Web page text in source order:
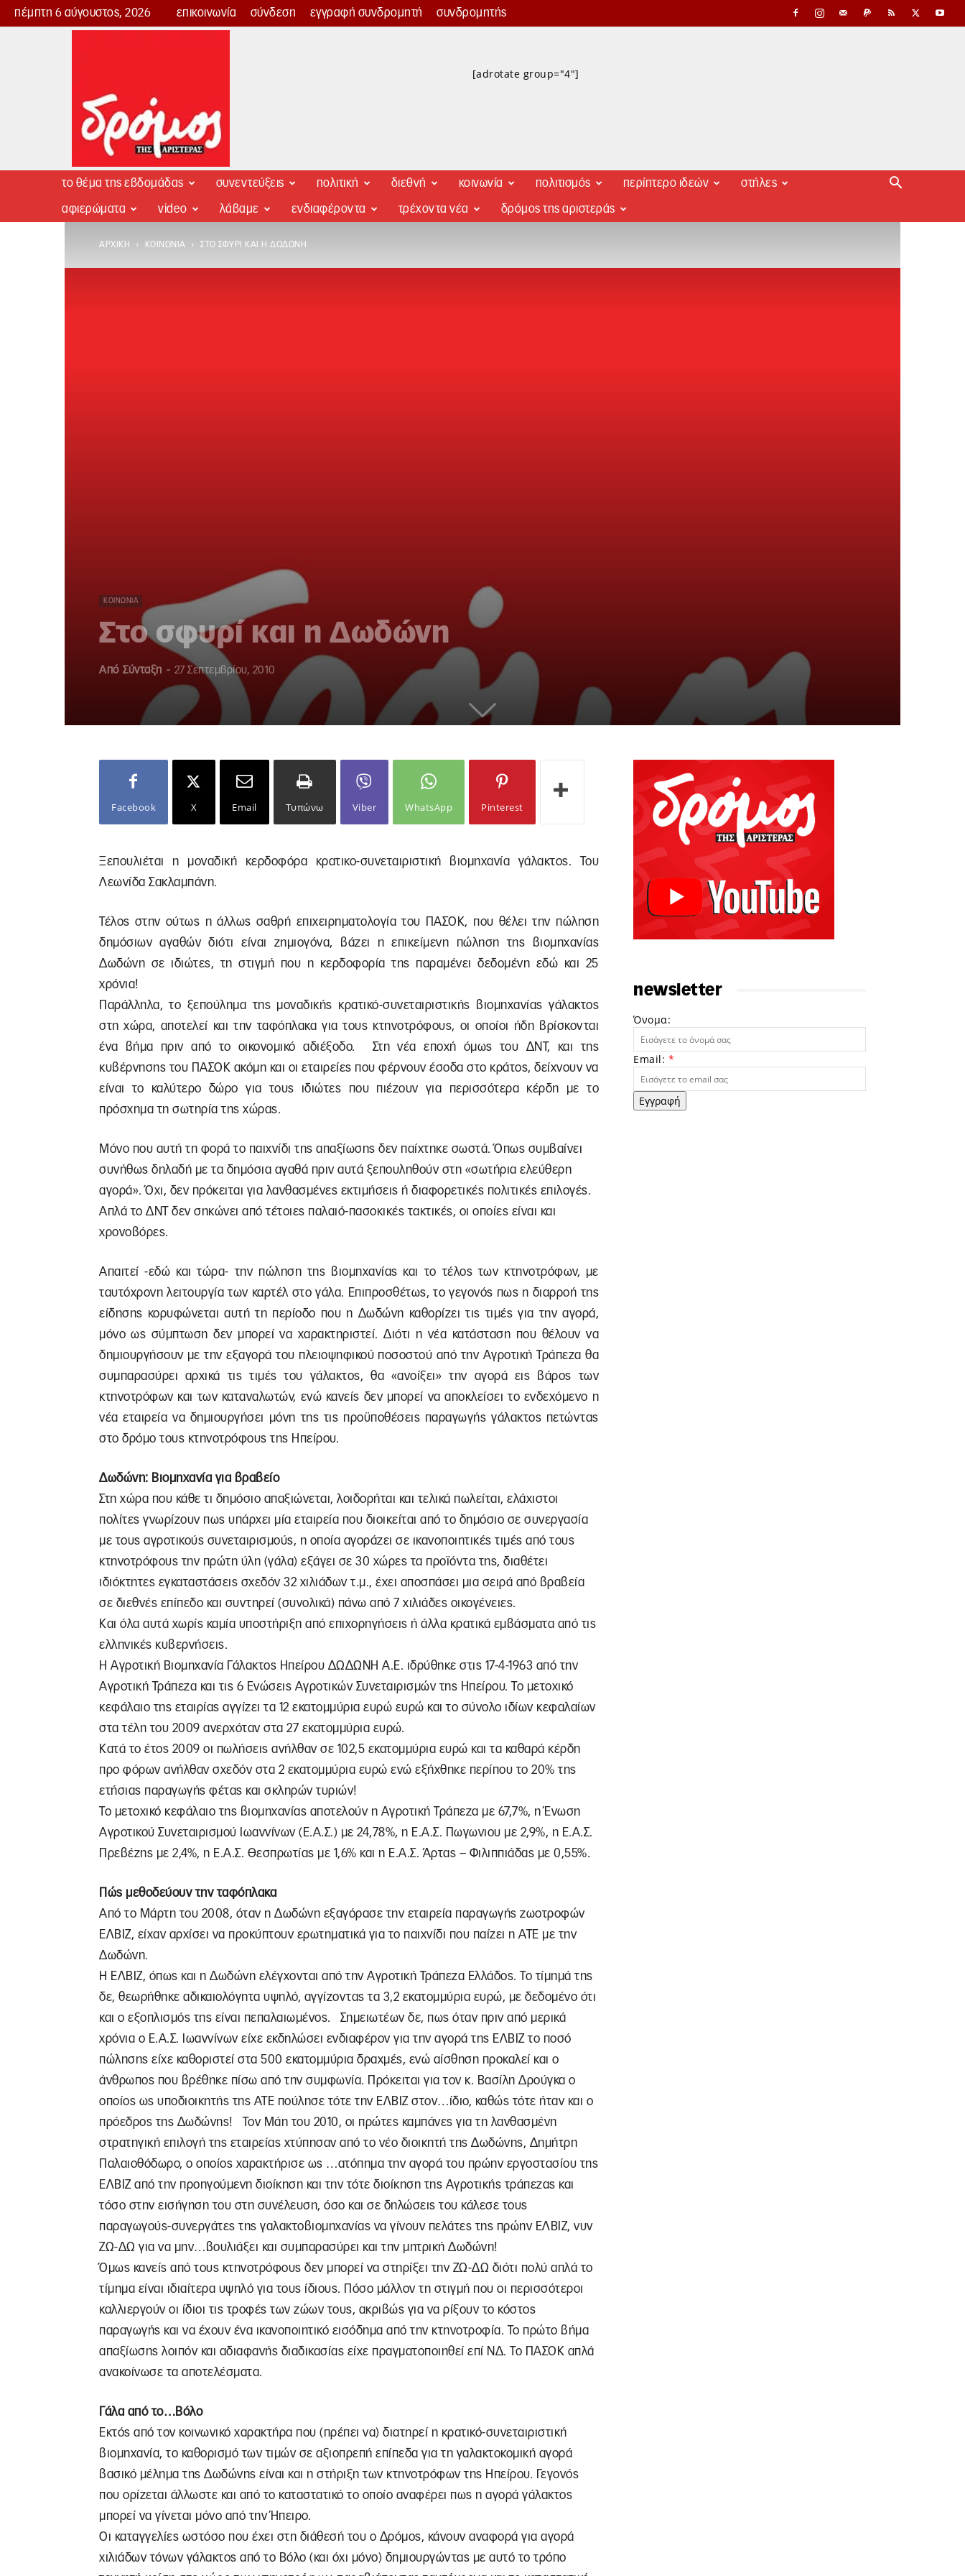
πέμπτη 6 αύγουστος, 2026 επικοινωνία σύνδεση εγγραφή συνδρομητή συνδρομητής
Δρόμος
[adrotate group="4"]
το θέμα της εβδομάδας συνεντεύξεις πολιτική διεθνή κοινωνία πολιτισμός περίπτερο ιδεών στήλες
αφιερώματα video λάβαμε ενδιαφέροντα τρέχοντα νέα δρόμος της αριστεράς
ΑΡΧΙΚΉ ΚΟΙΝΩΝΊΑ ΣΤΟ ΣΦΥΡΊ ΚΑΙ Η ΔΩΔΏΝΗ
ΚΟΙΝΩΝΊΑ
Στο σφυρί και η Δωδώνη
Από Σύνταξη - 27 Σεπτεμβρίου, 2010
Facebook X Email Τυπώνω Viber WhatsApp Pinterest
Ξεπουλιέται η μοναδική κερδοφόρα κρατικο-συνεταιριστική βιομηχανία γάλακτος. Του
Λεωνίδα Σακλαμπάνη.
Τέλος στην ούτως η άλλως σαθρή επιχειρηματολογία του ΠΑΣΟΚ, που θέλει την πώληση
δημόσιων αγαθών διότι είναι ζημιογόνα, βάζει η επικείμενη πώληση της βιομηχανίας
Δωδώνη σε ιδιώτες, τη στιγμή που η κερδοφορία της παραμένει δεδομένη εδώ και 25
χρόνια!
Παράλληλα, το ξεπούλημα της μοναδικής κρατικό-συνεταιριστικής βιομηχανίας γάλακτος
στη χώρα, αποτελεί και την ταφόπλακα για τους κτηνοτρόφους, οι οποίοι ήδη βρίσκονται
ένα βήμα πριν από το οικονομικό αδιέξοδο. Στη νέα εποχή όμως του ΔΝΤ, και της
κυβέρνησης του ΠΑΣΟΚ ακόμη και οι εταιρείες που φέρνουν έσοδα στο κράτος, δείχνουν να
είναι το καλύτερο δώρο για τους ιδιώτες που πιέζουν για περισσότερα κέρδη με το
πρόσχημα τη σωτηρία της χώρας.
Μόνο που αυτή τη φορά το παιχνίδι της απαξίωσης δεν παίχτηκε σωστά. Όπως συμβαίνει
συνήθως δηλαδή με τα δημόσια αγαθά πριν αυτά ξεπουληθούν στη «σωτήρια ελεύθερη
αγορά». Όχι, δεν πρόκειται για λανθασμένες εκτιμήσεις ή διαφορετικές πολιτικές επιλογές.
Απλά το ΔΝΤ δεν σηκώνει από τέτοιες παλαιό-πασοκικές τακτικές, οι οποίες είναι και
χρονοβόρες.
Απαιτεί -εδώ και τώρα- την πώληση της βιομηχανίας και το τέλος των κτηνοτρόφων, με
ταυτόχρονη λειτουργία των καρτέλ στο γάλα. Επιπροσθέτως, το γεγονός πως η διαρροή της
είδησης κορυφώνεται αυτή τη περίοδο που η Δωδώνη καθορίζει τις τιμές για την αγορά,
μόνο ως σύμπτωση δεν μπορεί να χαρακτηριστεί. Διότι η νέα κατάσταση που θέλουν να
δημιουργήσουν με την εξαγορά του πλειοψηφικού ποσοστού από την Αγροτική Τράπεζα θα
συμπαρασύρει αρχικά τις τιμές του γάλακτος, θα «ανοίξει» την αγορά εις βάρος των
κτηνοτρόφων και των καταναλωτών, ενώ κανείς δεν μπορεί να αποκλείσει το ενδεχόμενο η
νέα εταιρεία να δημιουργήσει μόνη της τις προϋποθέσεις παραγωγής γάλακτος πετώντας
στο δρόμο τους κτηνοτρόφους της Ηπείρου.
Δωδώνη: Βιομηχανία για βραβείο
Στη χώρα που κάθε τι δημόσιο απαξιώνεται, λοιδορήται και τελικά πωλείται, ελάχιστοι
πολίτες γνωρίζουν πως υπάρχει μία εταιρεία που διοικείται από το δημόσιο σε συνεργασία
με τους αγροτικούς συνεταιρισμούς, η οποία αγοράζει σε ικανοποιητικές τιμές από τους
κτηνοτρόφους την πρώτη ύλη (γάλα) εξάγει σε 30 χώρες τα προϊόντα της, διαθέτει
ιδιόκτητες εγκαταστάσεις σχεδόν 32 χιλιάδων τ.μ., έχει αποσπάσει μια σειρά από βραβεία
σε διεθνές επίπεδο και συντηρεί (συνολικά) πάνω από 7 χιλιάδες οικογένειες.
Και όλα αυτά χωρίς καμία υποστήριξη από επιχορηγήσεις ή άλλα κρατικά εμβάσματα από τις
ελληνικές κυβερνήσεις.
Η Αγροτική Βιομηχανία Γάλακτος Ηπείρου ΔΩΔΩΝΗ Α.Ε. ιδρύθηκε στις 17-4-1963 από την
Αγροτική Τράπεζα και τις 6 Ενώσεις Αγροτικών Συνεταιρισμών της Ηπείρου. Το μετοχικό
κεφάλαιο της εταιρίας αγγίζει τα 12 εκατομμύρια ευρώ ευρώ και το σύνολο ιδίων κεφαλαίων
στα τέλη του 2009 ανερχόταν στα 27 εκατομμύρια ευρώ.
Κατά το έτος 2009 οι πωλήσεις ανήλθαν σε 102,5 εκατομμύρια ευρώ και τα καθαρά κέρδη
προ φόρων ανήλθαν σχεδόν στα 2 εκατομμύρια ευρώ ενώ εξήχθηκε περίπου το 20% της
ετήσιας παραγωγής φέτας και σκληρών τυριών!
Το μετοχικό κεφάλαιο της βιομηχανίας αποτελούν η Αγροτική Τράπεζα με 67,7%, η Ένωση
Αγροτικού Συνεταιρισμού Ιωαννίνων (Ε.Α.Σ.) με 24,78%, η Ε.Α.Σ. Πωγωνιου με 2,9%, η Ε.Α.Σ.
Πρεβέζης με 2,4%, η Ε.Α.Σ. Θεσπρωτίας με 1,6% και η Ε.Α.Σ. Άρτας – Φιλιππιάδας με 0,55%.
Πώς μεθοδεύουν την ταφόπλακα
Από το Μάρτη του 2008, όταν η Δωδώνη εξαγόρασε την εταιρεία παραγωγής ζωοτροφών
ΕΛΒΙΖ, είχαν αρχίσει να προκύπτουν ερωτηματικά για το παιχνίδι που παίζει η ΑΤΕ με την
Δωδώνη.
Η ΕΛΒΙΖ, όπως και η Δωδώνη ελέγχονται από την Αγροτική Τράπεζα Ελλάδος. Το τίμημά της
δε, θεωρήθηκε αδικαιολόγητα υψηλό, αγγίζοντας τα 3,2 εκατομμύρια ευρώ, με δεδομένο ότι
και ο εξοπλισμός της είναι πεπαλαιωμένος. Σημειωτέων δε, πως όταν πριν από μερικά
χρόνια ο Ε.Α.Σ. Ιωαννίνων είχε εκδηλώσει ενδιαφέρον για την αγορά της ΕΛΒΙΖ το ποσό
πώλησης είχε καθοριστεί στα 500 εκατομμύρια δραχμές, ενώ αίσθηση προκαλεί και ο
άνθρωπος που βρέθηκε πίσω από την συμφωνία. Πρόκειται για τον κ. Βασίλη Δρούγκα ο
οποίος ως υποδιοικητής της ΑΤΕ πούλησε τότε την ΕΛΒΙΖ στον…ίδιο, καθώς τότε ήταν και ο
πρόεδρος της Δωδώνης! Τον Μάη του 2010, οι πρώτες καμπάνες για τη λανθασμένη
στρατηγική επιλογή της εταιρείας χτύπησαν από το νέο διοικητή της Δωδώνης, Δημήτρη
Παλαιοθόδωρο, ο οποίος χαρακτήρισε ως …ατόπημα την αγορά του πρώην εργοστασίου της
ΕΛΒΙΖ από την προηγούμενη διοίκηση και την τότε διοίκηση της Αγροτικής τράπεζας και
τόσο στην εισήγηση του στη συνέλευση, όσο και σε δηλώσεις του κάλεσε τους
παραγωγούς-συνεργάτες της γαλακτοβιομηχανίας να γίνουν πελάτες της πρώην ΕΛΒΙΖ, νυν
ΖΩ-ΔΩ για να μην…βουλιάξει και συμπαρασύρει και την μητρική Δωδώνη!
Όμως κανείς από τους κτηνοτρόφους δεν μπορεί να στηρίξει την ΖΩ-ΔΩ διότι πολύ απλά το
τίμημα είναι ιδιαίτερα υψηλό για τους ίδιους. Πόσο μάλλον τη στιγμή που οι περισσότεροι
καλλιεργούν οι ίδιοι τις τροφές των ζώων τους, ακριβώς για να ρίξουν το κόστος
παραγωγής και να έχουν ένα ικανοποιητικό εισόδημα από την κτηνοτροφία. Το πρώτο βήμα
απαξίωσης λοιπόν και αδιαφανής διαδικασίας είχε πραγματοποιηθεί επί ΝΔ. Το ΠΑΣΟΚ απλά
ανακοίνωσε τα αποτελέσματα.
Γάλα από το…Βόλο
Εκτός από τον κοινωνικό χαρακτήρα που (πρέπει να) διατηρεί η κρατικό-συνεταιριστική
βιομηχανία, το καθορισμό των τιμών σε αξιοπρεπή επίπεδα για τη γαλακτοκομική αγορά
βασικό μέλημα της Δωδώνης είναι και η στήριξη των κτηνοτρόφων της Ηπείρου. Γεγονός
που ορίζεται άλλωστε και από το καταστατικό το οποίο αναφέρει πως η αγορά γάλακτος
μπορεί να γίνεται μόνο από την Ήπειρο.
Οι καταγγελίες ωστόσο που έχει στη διάθεσή του ο Δρόμος, κάνουν αναφορά για αγορά
χιλιάδων τόνων γάλακτος από το Βόλο (και όχι μόνο) δημιουργώντας με αυτό το τρόπο
newsletter
Όνομα:
Email: *
Εγγραφή